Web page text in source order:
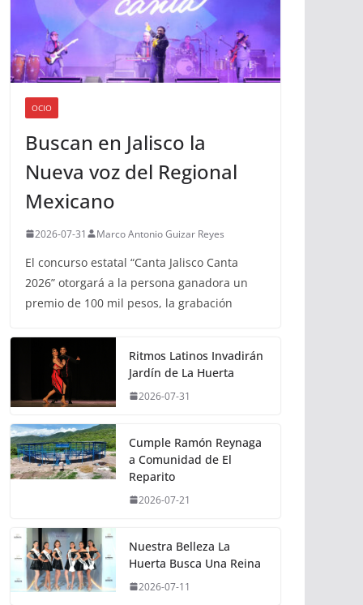
OCIO
Buscan en Jalisco la
Nueva voz del Regional
Mexicano
2026-07-31 Marco Antonio Guizar Reyes
El concurso estatal “Canta Jalisco Canta
2026” otorgará a la persona ganadora un
premio de 100 mil pesos, la grabación
Ritmos Latinos Invadirán
Jardín de La Huerta
2026-07-31
Cumple Ramón Reynaga
a Comunidad de El
Reparito
2026-07-21
Nuestra Belleza La
Huerta Busca Una Reina
2026-07-11